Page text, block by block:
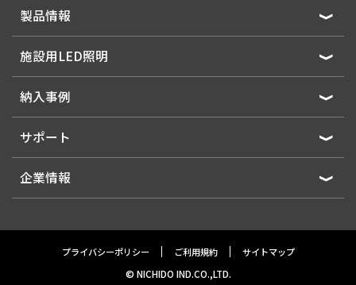
製品情報
施設用LED照明
納入事例
サポート
企業情報
プライバシーポリシー ご利用規約 サイトマップ
© NICHIDO IND.CO.,LTD.